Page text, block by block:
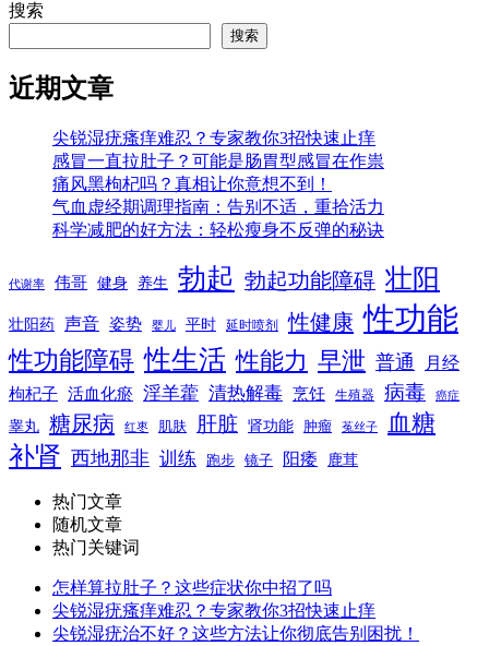
搜索
搜索
近期文章
尖锐湿疣瘙痒难忍？专家教你3招快速止痒
感冒一直拉肚子？可能是肠胃型感冒在作祟
痛风黑枸杞吗？真相让你意想不到！
气血虚经期调理指南：告别不适，重拾活力
科学减肥的好方法：轻松瘦身不反弹的秘诀
代谢率 伟哥 健身 养生 勃起 勃起功能障碍 壮阳
壮阳药 声音 姿势 婴儿 平时 延时喷剂 性健康 性功能
性功能障碍 性生活 性能力 早泄 普通 月经
枸杞子 活血化瘀 淫羊藿 清热解毒 烹饪 生殖器 病毒 癌症
睾丸 糖尿病 红枣 肌肤 肝脏 肾功能 肿瘤 菟丝子 血糖
补肾 西地那非 训练 跑步 镜子 阳痿 鹿茸
热门文章
随机文章
热门关键词
怎样算拉肚子？这些症状你中招了吗
尖锐湿疣瘙痒难忍？专家教你3招快速止痒
尖锐湿疣治不好？这些方法让你彻底告别困扰！